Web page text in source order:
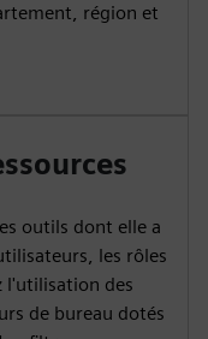
région et
outils dont elle a
les rôles
l'utilisation des
de bureau dotés